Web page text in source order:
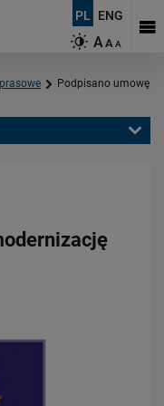
PL ENG
AAA
Podpisano umowę